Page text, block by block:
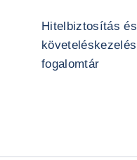
Hitelbiztosítás és
követeléskezelés
fogalomtár